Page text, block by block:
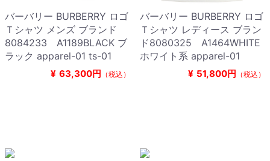
バーバリー BURBERRY ロゴ
Ｔシャツ メンズ ブランド
8084233 A1189BLACK ブ
ラック apparel-01 ts-01
¥ 63,300円 （税込）
バーバリー BURBERRY ロゴ
Ｔシャツ レディース ブラン
ド8080325 A1464WHITE
ホワイト系 apparel-01
¥ 51,800円 （税込）